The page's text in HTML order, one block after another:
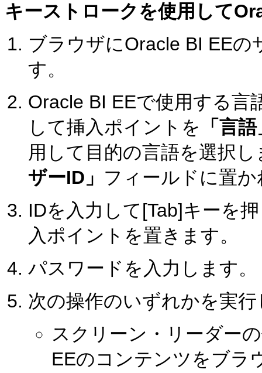
キーストロークを使用して
ブラウザにOracle BI EE
す。
Oracle BI EEで使用する言
して挿入ポイントを
「言
用して目的の言語を選択
ザーID」 フィールドに置
IDを入力して[Tab]キーを
入ポイントを置きます。
パスワードを入力します。
次の操作のいずれかを実
スクリーン・リーダー
EEのコンテンツをブラ